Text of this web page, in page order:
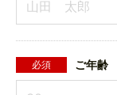
ご年齢
必須